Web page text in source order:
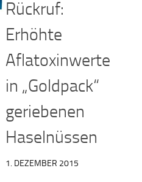
Rückruf:
Erhöhte
Aflatoxinwerte
in „Goldpack“
geriebenen
Haselnüssen
1. DEZEMBER 2015